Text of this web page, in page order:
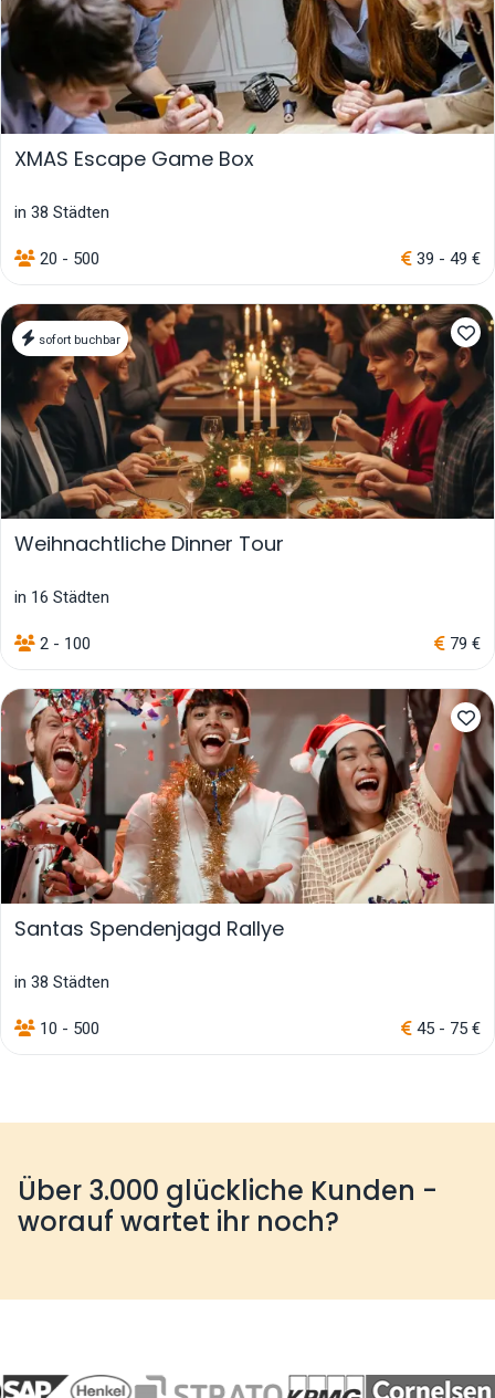
XMAS Escape Game Box
in 38 Städten
20 - 500 39 - 49 €
sofort buchbar
Weihnachtliche Dinner Tour
in 16 Städten
2 - 100 79 €
Santas Spendenjagd Rallye
in 38 Städten
10 - 500 45 - 75 €
Über 3.000 glückliche Kunden -
worauf wartet ihr noch?